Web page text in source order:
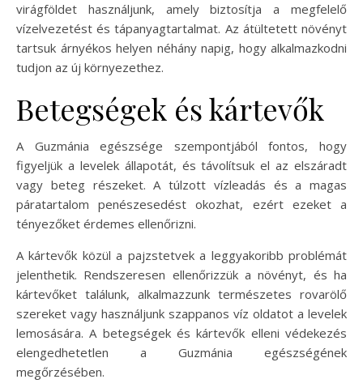
virágföldet használjunk, amely biztosítja a megfelelő
vízelvezetést és tápanyagtartalmat. Az átültetett növényt
tartsuk árnyékos helyen néhány napig, hogy alkalmazkodni
tudjon az új környezethez.
Betegségek és kártevők
A Guzmánia egészsége szempontjából fontos, hogy
figyeljük a levelek állapotát, és távolítsuk el az elszáradt
vagy beteg részeket. A túlzott vízleadás és a magas
páratartalom penészesedést okozhat, ezért ezeket a
tényezőket érdemes ellenőrizni.
A kártevők közül a pajzstetvek a leggyakoribb problémát
jelenthetik. Rendszeresen ellenőrizzük a növényt, és ha
kártevőket találunk, alkalmazzunk természetes rovarölő
szereket vagy használjunk szappanos víz oldatot a levelek
lemosására. A betegségek és kártevők elleni védekezés
elengedhetetlen a Guzmánia egészségének
megőrzésében.